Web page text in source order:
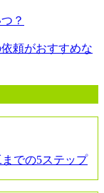
？
頼がおすすめな
での5ステップ